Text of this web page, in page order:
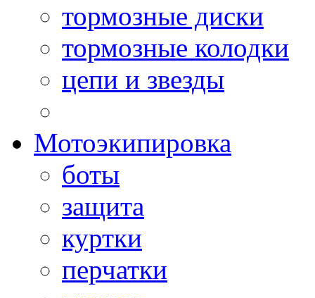
тормозные диски
тормозные колодки
цепи и звезды
Мотоэкипировка
боты
защита
куртки
перчатки